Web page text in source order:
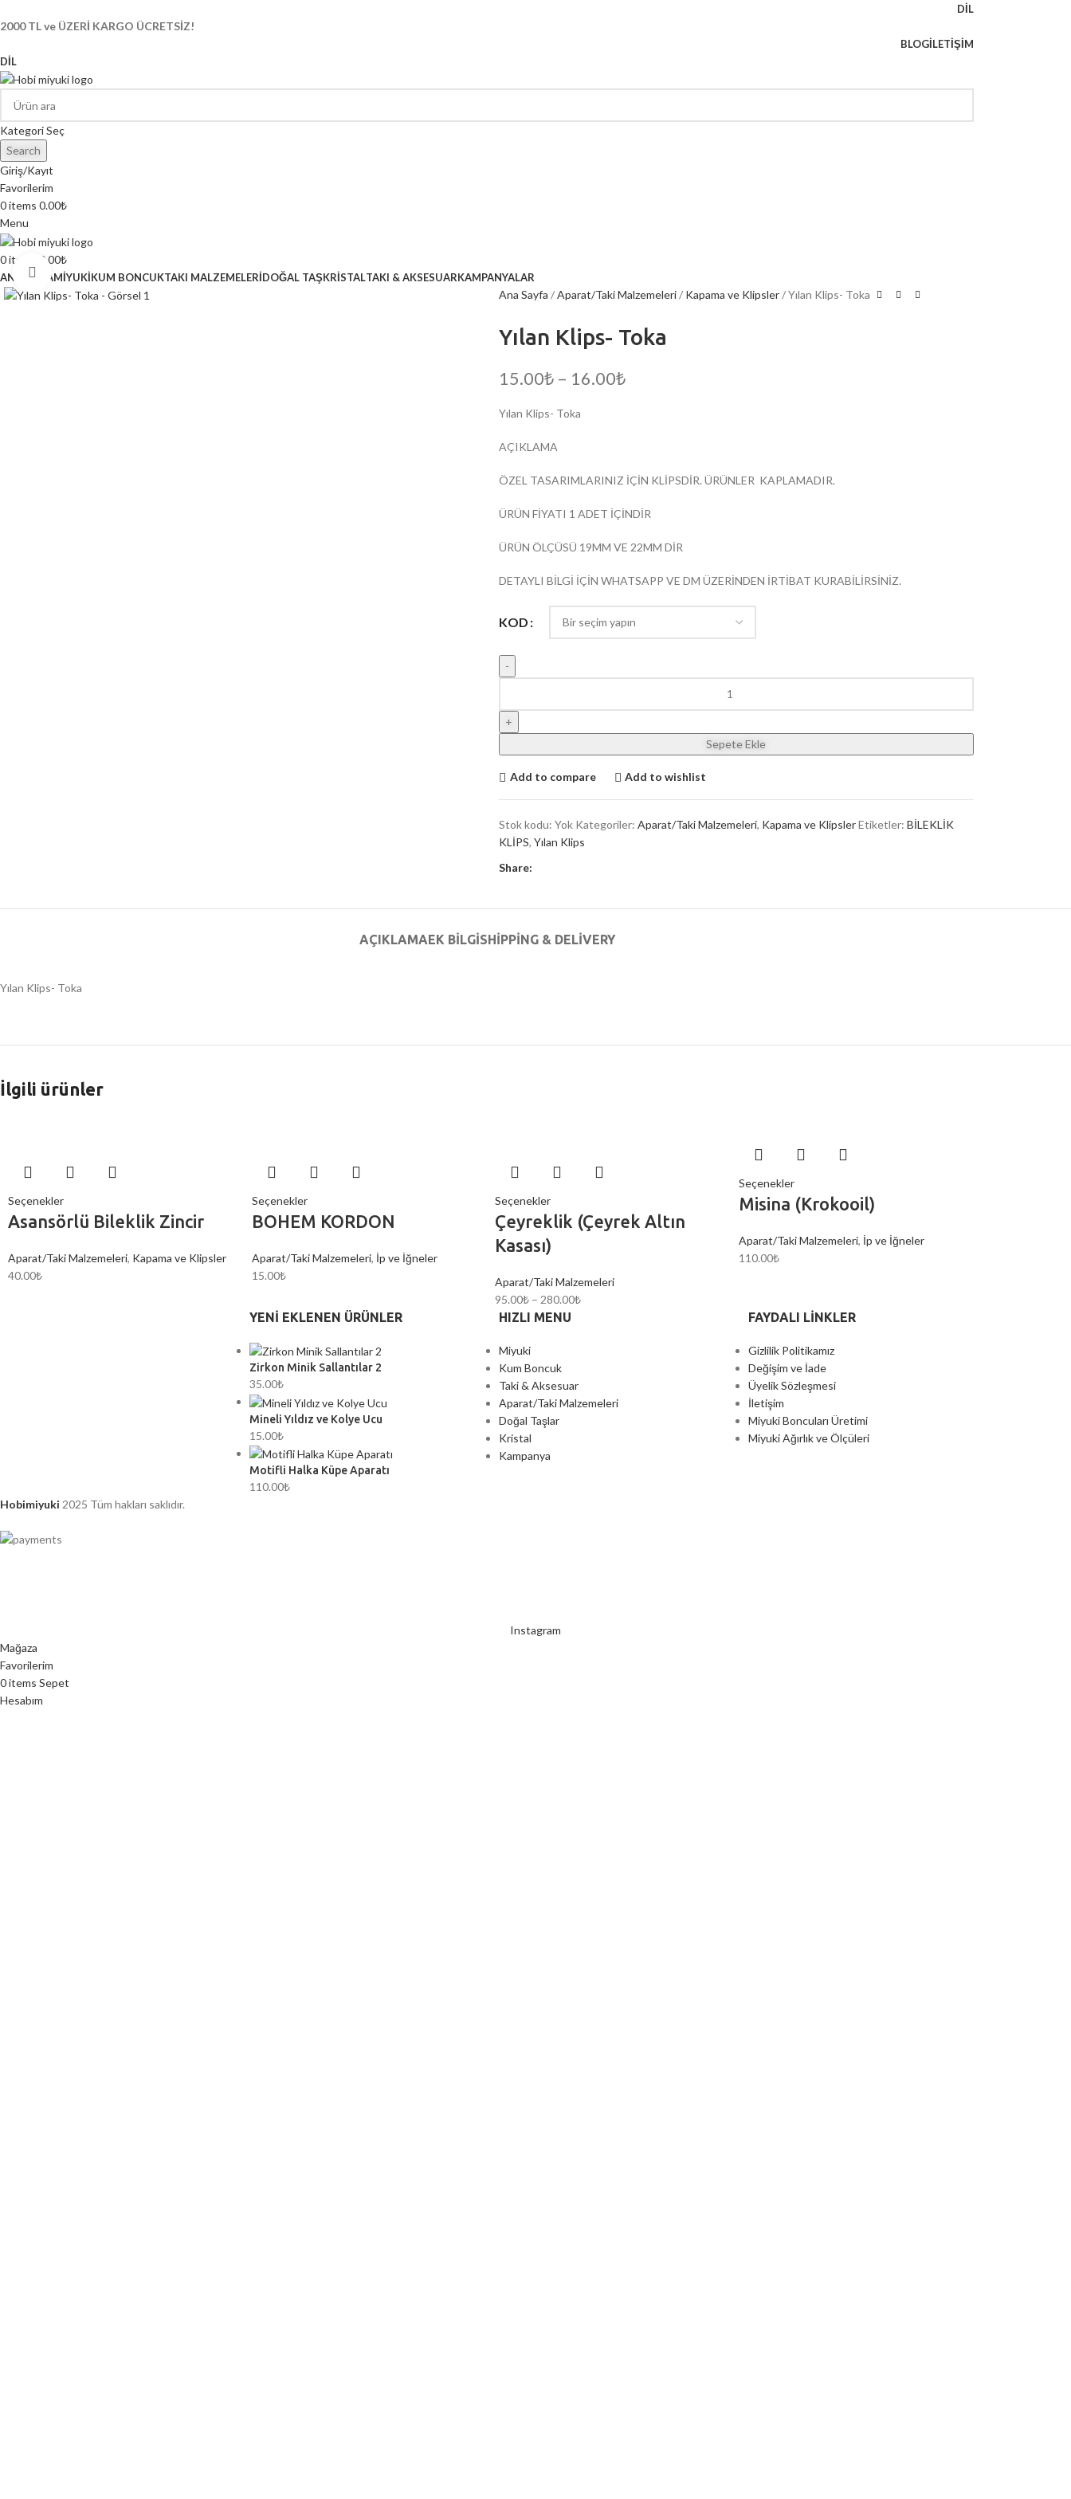
DIL
2000 TL ve ÜZERİ KARGO ÜCRETSİZ!
BLOGİLETIŞIM
DIL
Kategori Seç
Search
Giriş/Kayıt
Favorilerim
0items 0.00₺
Menu
0items 0.00₺
ANASAYFAMİYUKİKUM BONCUKTAKI MALZEMELERİDOĞAL TAŞKRİSTALTAKI & AKSESUARKAMPANYALAR
Click to enlarge
Ana Sayfa Aparat/Taki Malzemeleri Kapama ve Klipsler Yılan Klips- Toka
Yılan Klips- Toka
15.00₺ – 16.00₺
Yılan Klips- Toka
AÇIKLAMA
ÖZEL TASARIMLARINIZ İÇİN KLİPSDİR. ÜRÜNLER KAPLAMADIR.
ÜRÜN FİYATI 1 ADET İÇİNDİR
ÜRÜN ÖLÇÜSÜ 19MM VE 22MM DİR
DETAYLI BİLGİ İÇİN WHATSAPP VE DM ÜZERİNDEN İRTİBAT KURABİLİRSİNİZ.
KOD
Sepete Ekle
Add to compare Add to wishlist
Stok kodu: Yok Kategoriler: Aparat/Taki Malzemeleri, Kapama ve KlipslerEtiketler: BİLEKLİK
KLİPS, Yılan Klips
Share:
AÇIKLAMAEK BILGISHIPPING & DELIVERY
Yılan Klips- Toka
İlgili ürünler
Seçenekler
Asansörlü Bileklik Zincir
Aparat/Taki Malzemeleri, Kapama ve Klipsler
40.00₺
Seçenekler
BOHEM KORDON
Aparat/Taki Malzemeleri, İp ve İğneler
15.00₺
Seçenekler
Çeyreklik (Çeyrek Altın
Kasası)
Aparat/Taki Malzemeleri
95.00₺ – 280.00₺
Seçenekler
Misina (Krokooil)
Aparat/Taki Malzemeleri, İp ve İğneler
110.00₺
YENI EKLENEN ÜRÜNLER
Zirkon Minik Sallantılar 2
35.00₺
Mineli Yıldız ve Kolye Ucu
15.00₺
Motifli Halka Küpe Aparatı
110.00₺
HIZLI MENU
Miyuki
Kum Boncuk
Taki & Aksesuar
Aparat/Taki Malzemeleri
Doğal Taşlar
Kristal
Kampanya
FAYDALI LİNKLER
Gizlilik Politikamız
Değişim ve İade
Üyelik Sözleşmesi
İletişim
Miyuki Boncuları Üretimi
Miyuki Ağırlık ve Ölçüleri
Hobimiyuki 2025 Tüm hakları saklıdır.
Instagram
Mağaza
Favorilerim
0items Sepet
Hesabım